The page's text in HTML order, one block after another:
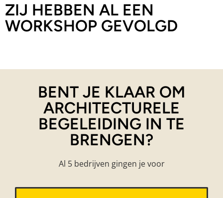
ZIJ HEBBEN AL EEN
WORKSHOP GEVOLGD
BENT JE KLAAR OM
ARCHITECTURELE
BEGELEIDING IN TE
BRENGEN?
Al 5 bedrijven gingen je voor